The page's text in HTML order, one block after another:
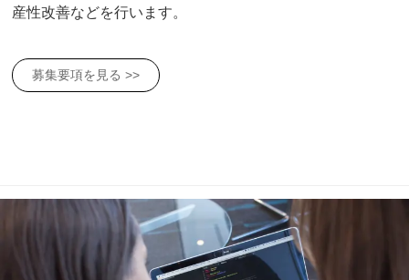
産性改善などを行います。
募集要項を見る >>